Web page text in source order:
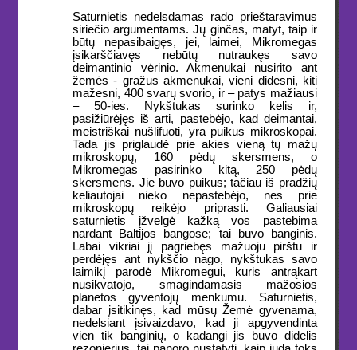
Saturnietis nedelsdamas rado prieštaravimus
siriečio argumentams. Jų ginčas, matyt, taip ir
būtų nepasibaigęs, jei, laimei, Mikromegas
įsikarščiavęs nebūtų nutraukęs savo
deimantinio vėrinio. Akmenukai nusirito ant
žemės - gražūs akmenukai, vieni didesni, kiti
mažesni, 400 svarų svorio, ir – patys mažiausi
– 50-ies. Nykštukas surinko kelis ir,
pasižiūrėjęs iš arti, pastebėjo, kad deimantai,
meistriškai nušlifuoti, yra puikūs mikroskopai.
Tada jis priglaudė prie akies vieną tų mažų
mikroskopų, 160 pėdų skersmens, o
Mikromegas pasirinko kitą, 250 pėdų
skersmens. Jie buvo puikūs; tačiau iš pradžių
keliautojai nieko nepastebėjo, nes prie
mikroskopų reikėjo priprasti. Galiausiai
saturnietis įžvelgė kažką vos pastebima
nardant Baltijos bangose; tai buvo banginis.
Labai vikriai jį pagriebęs mažuoju pirštu ir
perdėjęs ant nykščio nago, nykštukas savo
laimikį parodė Mikromegui, kuris antrąkart
nusikvatojo, smagindamasis mažosios
planetos gyventojų menkumu. Saturnietis,
dabar įsitikinęs, kad mūsų Žemė gyvenama,
nedelsiant įsivaizdavo, kad ji apgyvendinta
vien tik banginių, o kadangi jis buvo didelis